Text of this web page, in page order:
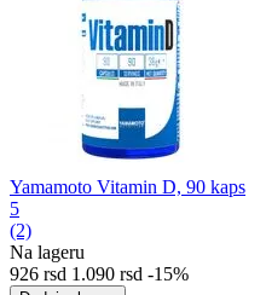
Yamamoto Vitamin D, 90 kaps
5
(2)
Na lageru
‍926‍ rsd 1.090 rsd -15%